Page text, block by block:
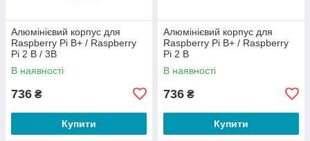
Алюмінієвий корпус для
Raspberry Pi B+ / Raspberry
Pi 2 B / 3B
В наявності
736 ₴
Купити
Алюмінієвий корпус для
Raspberry Pi B+ / Raspberry
Pi 2 B
В наявності
736 ₴
Купити